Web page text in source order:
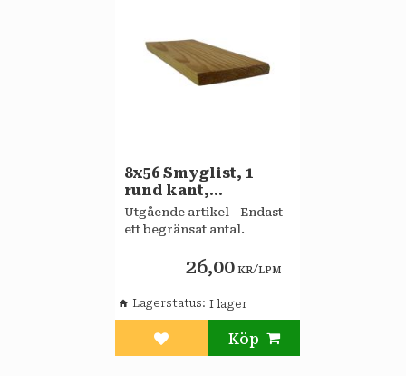
8x56 Smyglist, 1
rund kant,
obehandlad Furu A
Utgående artikel - Endast
ett begränsat antal.
26,00 KR/LPM
Lägg till i favoriter
Lagerstatus